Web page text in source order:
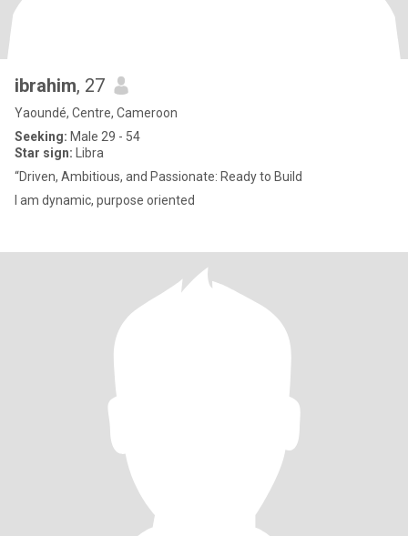
ibrahim, 27
Yaoundé, Centre, Cameroon
Seeking: Male 29 - 54
Star sign: Libra
“Driven, Ambitious, and Passionate: Ready to Build
I am dynamic, purpose oriented